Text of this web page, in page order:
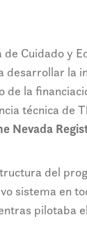
Cuidado y
desarrollar
de la
técnica de
Nevada
del
sistema en
pilotaba